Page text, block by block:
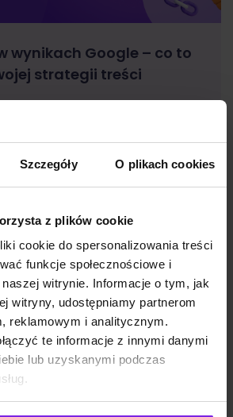
Szczegóły O plikach cookies
z plików cookie
cookie do spersonalizowania treści
funkcje społecznościowe i
witrynie. Informacje o tym, jak
witryny, udostępniamy partnerom
reklamowym i analitycznym.
te informacje z innymi danymi
lub uzyskanymi podczas
wynikach Google – co to
strategii treści
Małgorzata Walo